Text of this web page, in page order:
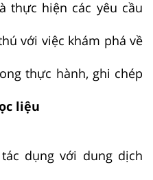
thực hiện các yêu cầu
với việc khám phá về
thực hành, ghi chép
liệu
dụng với dung dịch